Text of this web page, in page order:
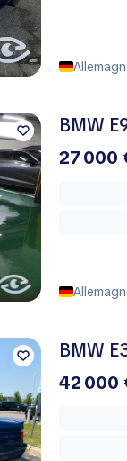
BMW
27 000
BMW
42 000